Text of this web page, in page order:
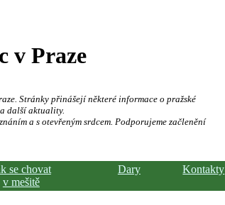
v Praze
Stránky přinášejí některé informace o pražské
další aktuality.
a s otevřeným srdcem. Podporujeme začlenění
se chovat
v mešitě
Dary Kontakty